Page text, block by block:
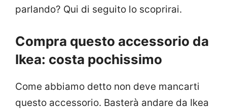
parlando? Qui di seguito lo scoprirai.
Compra questo accessorio da
Ikea: costa pochissimo
Come abbiamo detto non deve mancarti
questo accessorio. Basterà andare da Ikea